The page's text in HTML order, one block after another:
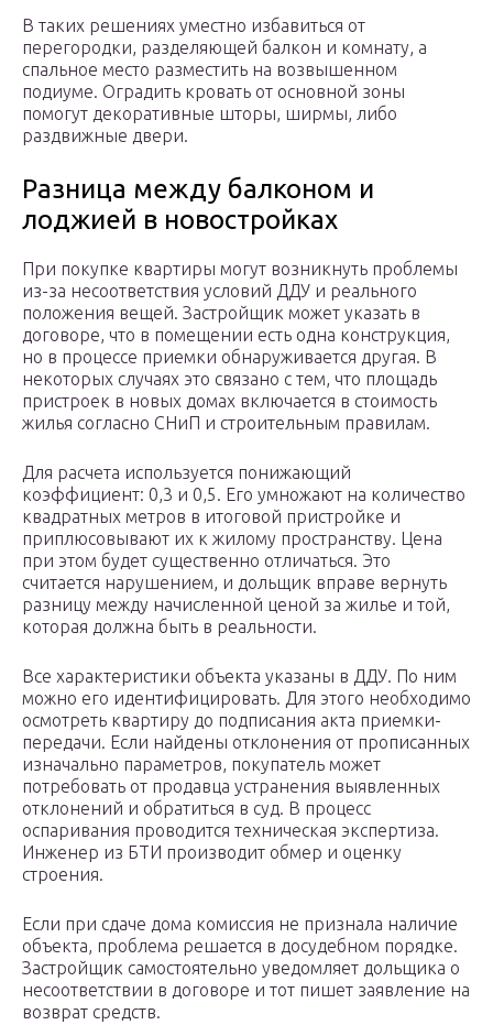
В таких решениях уместно избавиться от
перегородки, разделяющей балкон и комнату, а
спальное место разместить на возвышенном
подиуме. Оградить кровать от основной зоны
помогут декоративные шторы, ширмы, либо
раздвижные двери.
Разница между балконом и
лоджией в новостройках
При покупке квартиры могут возникнуть проблемы
из-за несоответствия условий ДДУ и реального
положения вещей. Застройщик может указать в
договоре, что в помещении есть одна конструкция,
но в процессе приемки обнаруживается другая. В
некоторых случаях это связано с тем, что площадь
пристроек в новых домах включается в стоимость
жилья согласно СНиП и строительным правилам.
Для расчета используется понижающий
коэффициент: 0,3 и 0,5. Его умножают на количество
квадратных метров в итоговой пристройке и
приплюсовывают их к жилому пространству. Цена
при этом будет существенно отличаться. Это
считается нарушением, и дольщик вправе вернуть
разницу между начисленной ценой за жилье и той,
которая должна быть в реальности.
Все характеристики объекта указаны в ДДУ. По ним
можно его идентифицировать. Для этого необходимо
осмотреть квартиру до подписания акта приемки-
передачи. Если найдены отклонения от прописанных
изначально параметров, покупатель может
потребовать от продавца устранения выявленных
отклонений и обратиться в суд. В процесс
оспаривания проводится техническая экспертиза.
Инженер из БТИ производит обмер и оценку
строения.
Если при сдаче дома комиссия не признала наличие
объекта, проблема решается в досудебном порядке.
Застройщик самостоятельно уведомляет дольщика о
несоответствии в договоре и тот пишет заявление на
возврат средств.